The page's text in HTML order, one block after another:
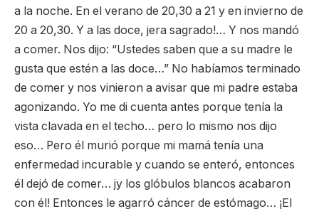
a la noche. En el verano de 20,30 a 21 y en invierno de
20 a 20,30. Y a las doce, jera sagrado!… Y nos mandó
a comer. Nos dijo: “Ustedes saben que a su madre le
gusta que estén a las doce…” No habíamos terminado
de comer y nos vinieron a avisar que mi padre estaba
agonizando. Yo me di cuenta antes porque tenía la
vista clavada en el techo… pero lo mismo nos dijo
eso… Pero él murió porque mi mamá tenía una
enfermedad incurable y cuando se enteró, entonces
él dejó de comer… jy los glóbulos blancos acabaron
con él! Entonces le agarró cáncer de estómago… ¡El